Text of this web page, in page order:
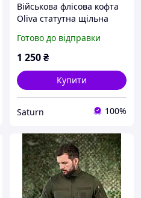
Військова флісова кофта
Oliva статутна щільна
липучками армійська
фліска олива viy skk tor
Готово до відправки
1 250₴
Купити
Saturn 100%